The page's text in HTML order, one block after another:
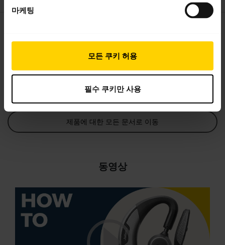
마케팅
모든 쿠키 허용
필수 쿠키만 사용
expand_more
다운로드
제품에 대한 모든 문서로 이동
동영상